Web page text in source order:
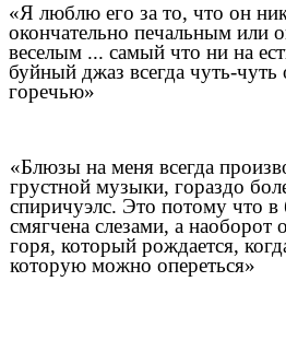
«Я люблю его за то, что он
окончательно печальным или
веселым ... самый что ни на
буйный джаз всегда чуть-чуть
горечью»
«Блюзы на меня всегда
грустной музыки, гораздо
спиричуэлс. Это потому что в
смягчена слезами, а наоборот
горя, который рождается,
которую можно опереться»